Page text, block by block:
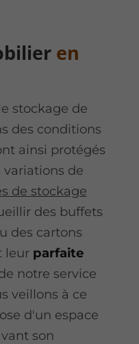
en
stockage de
des conditions
ainsi protégés
de
de stockage
des buffets
des cartons
leur parfaite
notre service
veillons à ce
d'un espace
son